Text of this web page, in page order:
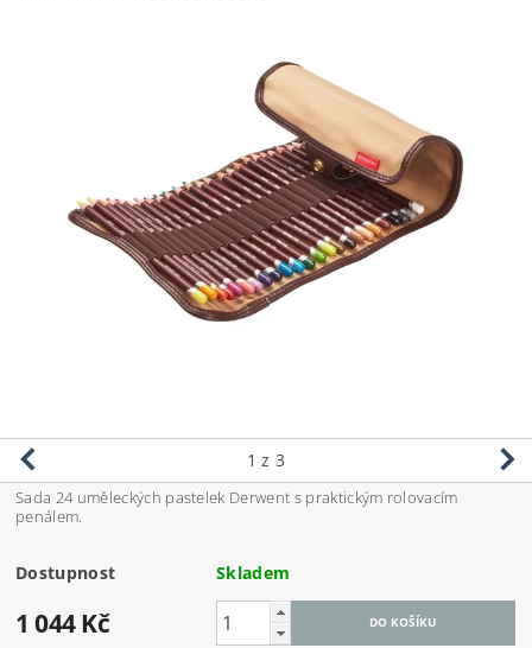
1 z 3
Sada 24 uměleckých pastelek Derwent s praktickým rolovacím
penálem.
Dostupnost Skladem
1 044 Kč